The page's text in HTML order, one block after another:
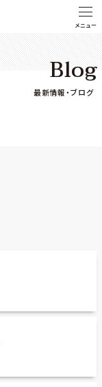
Blog
最新情報・ブログ